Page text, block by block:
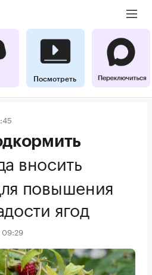
Посмотреть
вносить
повышения
ягод